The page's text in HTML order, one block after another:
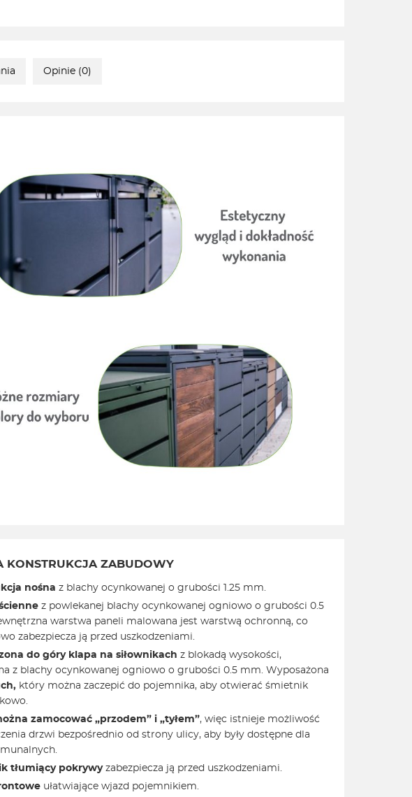
Opinie (0)
KONSTRUKCJA ZABUDOWY
nośna z blachy ocynkowanej o grubości 1.25 mm.
z powlekanej blachy ocynkowanej ogniowo o grubości 0.5
warstwa paneli malowana jest warstwą ochronną, co
zabezpiecza ją przed uszkodzeniami.
do góry klapa na siłownikach z blokadą wysokości,
z blachy ocynkowanej ogniowo o grubości 0.5 mm. Wyposażona
który można zaczepić do pojemnika, aby otwierać śmietnik
zamocować „przodem” i „tyłem”, więc istnieje możliwość
drzwi bezpośrednio od strony ulicy, aby były dostępne dla
tłumiący pokrywy zabezpiecza ją przed uszkodzeniami.
ułatwiające wjazd pojemnikiem.